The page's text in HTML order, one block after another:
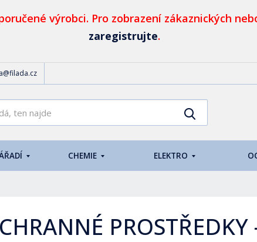
výrobci. Pro zobrazení zákaznických
zaregistrujte.
h
e
t
e
CHEMIE ELEKTRO
PROSTŘEDKY